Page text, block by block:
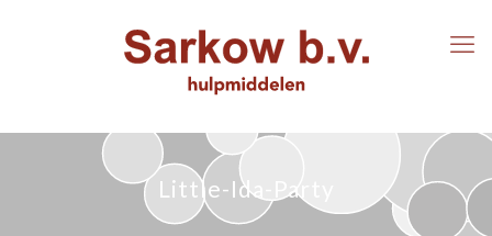
Little-Ida-Party